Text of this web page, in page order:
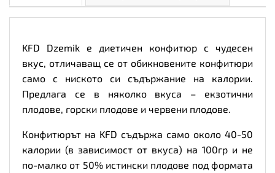
KFD Dzemik е диетичен конфитюр с чудесен
вкус, отличаващ се от обикновените конфитюри
само с ниското си съдържание на калории.
Предлага се в няколко вкуса – екзотични
плодове, горски плодове и червени плодове.
Конфитюрът на KFD съдържа само около 40-50
калории (в зависимост от вкуса) на 100гр и не
по-малко от 50% истински плодове под формата